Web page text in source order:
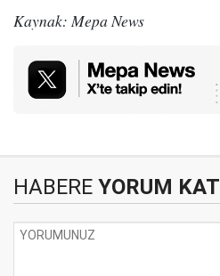
Kaynak: Mepa News
HABERE YORUM KAT